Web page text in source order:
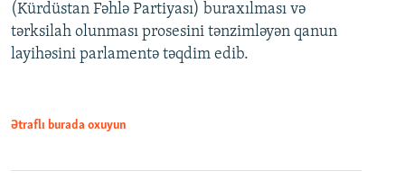
Auto 240p 360p 480p
720p 1080p
480p
(Kürdüstan Fəhlə Partiyası) buraxılması və
tərksilah olunması prosesini tənzimləyən qanun
layihəsini parlamentə təqdim edib.
Ətraflı burada oxuyun